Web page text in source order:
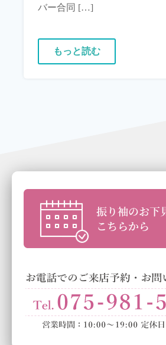
バー合同 […]
もっと読む